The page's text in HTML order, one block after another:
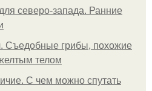
северо-запада. Ранние
Съедобные грибы, похожие
телом
С чем можно спутать